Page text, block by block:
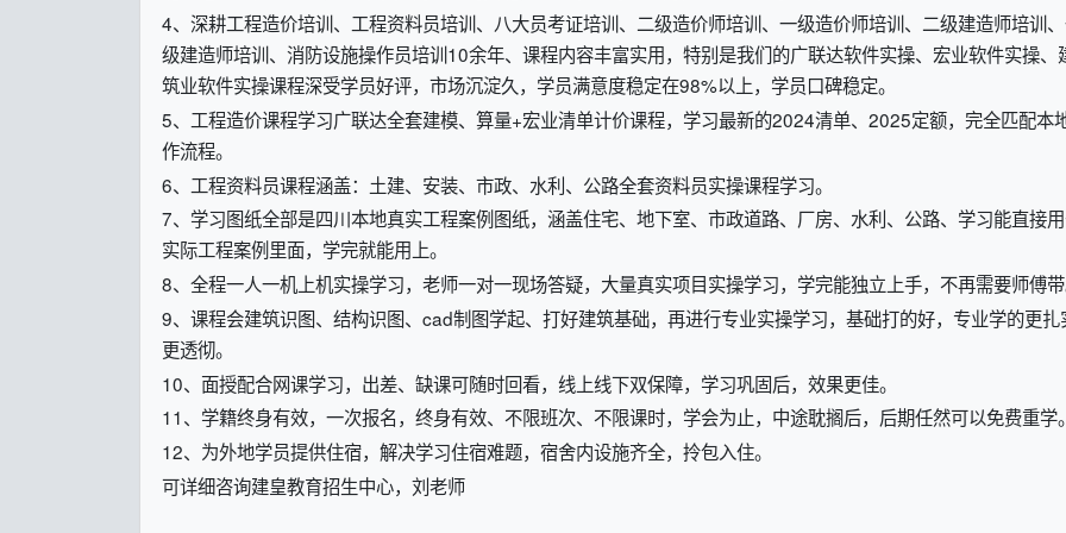
4、深耕工程造价培训、工程资料员培训、八大员考证培训、二级造价师培训、一级造价师培训、二级建造师培训
级建造师培训、消防设施操作员培训10余年、课程内容丰富实用，特别是我们的广联达软件实操、宏业软件实操、
筑业软件实操课程深受学员好评，市场沉淀久，学员满意度稳定在98%以上，学员口碑稳定。
5、工程造价课程学习广联达全套建模、算量+宏业清单计价课程，学习最新的2024清单、2025定额，完全匹配本
作流程。
6、工程资料员课程涵盖：土建、安装、市政、水利、公路全套资料员实操课程学习。
7、学习图纸全部是四川本地真实工程案例图纸，涵盖住宅、地下室、市政道路、厂房、水利、公路、学习能直接
实际工程案例里面，学完就能用上。
8、全程一人一机上机实操学习，老师一对一现场答疑，大量真实项目实操学习，学完能独立上手，不再需要师傅带
9、课程会建筑识图、结构识图、cad制图学起、打好建筑基础，再进行专业实操学习，基础打的好，专业学的更扎
更透彻。
10、面授配合网课学习，出差、缺课可随时回看，线上线下双保障，学习巩固后，效果更佳。
11、学籍终身有效，一次报名，终身有效、不限班次、不限课时，学会为止，中途耽搁后，后期任然可以免费重学。
12、为外地学员提供住宿，解决学习住宿难题，宿舍内设施齐全，拎包入住。
可详细咨询建皇教育招生中心，刘老师